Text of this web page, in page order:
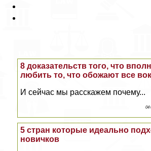
8 доказательств того, что
любить то, что обожают все
И сейчас мы расскажем почему...
04
5 стран которые идеально
новичков